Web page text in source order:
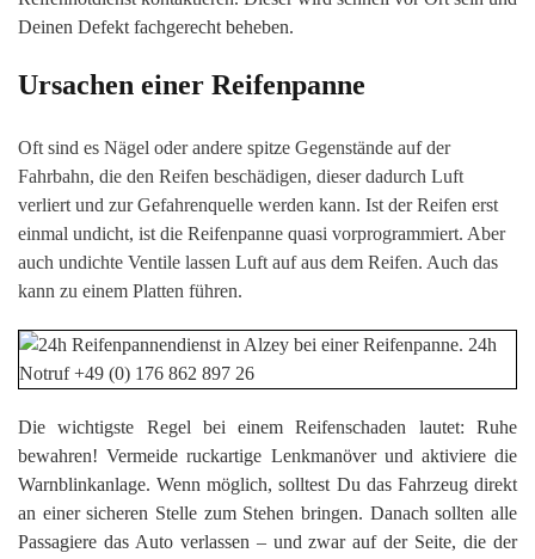
Deinen Defekt fachgerecht beheben.
Ursachen einer Reifenpanne
Oft sind es Nägel oder andere spitze Gegenstände auf der
Fahrbahn, die den Reifen beschädigen, dieser dadurch Luft
verliert und zur Gefahrenquelle werden kann. Ist der Reifen erst
einmal undicht, ist die Reifenpanne quasi vorprogrammiert. Aber
auch undichte Ventile lassen Luft auf aus dem Reifen. Auch das
kann zu einem Platten führen.
Die wichtigste Regel bei einem Reifenschaden lautet: Ruhe
bewahren! Vermeide ruckartige Lenkmanöver und aktiviere die
Warnblinkanlage. Wenn möglich, solltest Du das Fahrzeug direkt
an einer sicheren Stelle zum Stehen bringen. Danach sollten alle
Passagiere das Auto verlassen – und zwar auf der Seite, die der